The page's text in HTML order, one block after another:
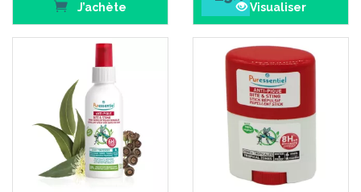
J’achète Visualiser